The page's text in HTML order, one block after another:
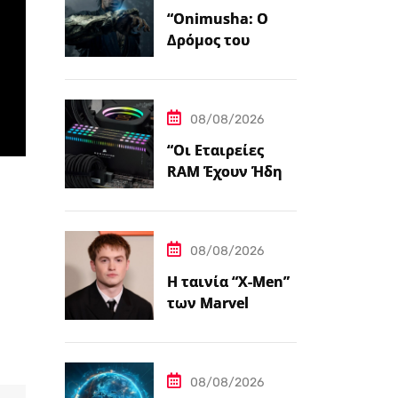
“Onimusha: Ο
Δρόμος του
Τελική
08/08/2026
“Οι Εταιρείες
RAM Έχουν Ήδη
Συνολική
Ικανότητα τους
για το 2027”
08/08/2026
Η ταινία “X-Men”
των Marvel
τον Kit Connor ως
08/08/2026